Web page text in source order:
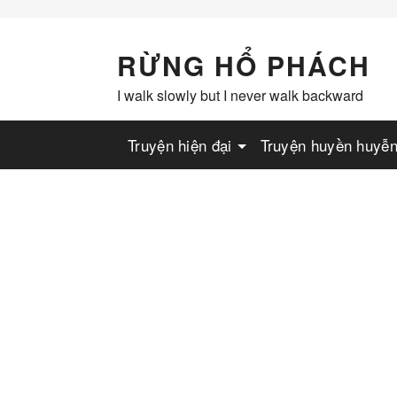
RỪNG HỔ PHÁCH
I walk slowly but I never walk backward
Truyện hiện đại Truyện huyền huyễn